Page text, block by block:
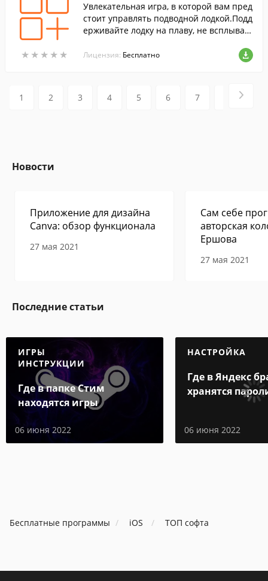
★ ★ ★ ★ ★
★ ★ ★ ★ ★
Увлекательная игра, в которой вам пред
стоит управлять подводной лодкой.Подд
ерживайте лодку на плаву, не всплывая
Лицензия: Бесплатно
1 2 3 4 5 6 7
Новости
Приложение для дизайна
Canva: обзор функционала
27 мая 2021
Сам себе
авторская
Ершова
27 мая 2021
Последние статьи
ИГРЫ
ИНСТРУКЦИИ
Где в папке Стим
находятся игры
06 июня 2022
НАСТРОЙКА
Где в Яндекс
хранятся
06 июня 2022
Бесплатные программы iOS ТОП софта